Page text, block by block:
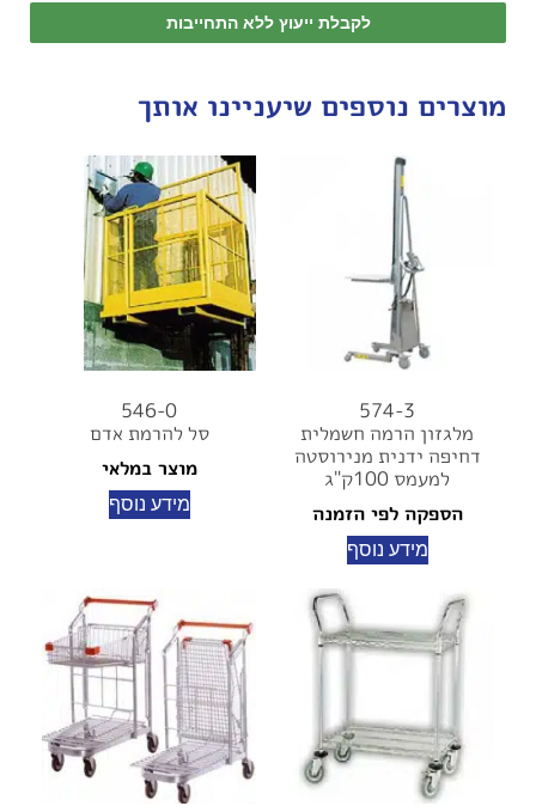
לקבלת ייעוץ ללא התחייבות
מוצרים נוספים שיעניינו אותך
574-3
מלגזון הרמה חשמלית
דחיפה ידנית מנירוסטה
למעמס 100ק"ג
הספקה לפי הזמנה
מידע נוסף
546-0
סל להרמת אדם
מוצר במלאי
מידע נוסף